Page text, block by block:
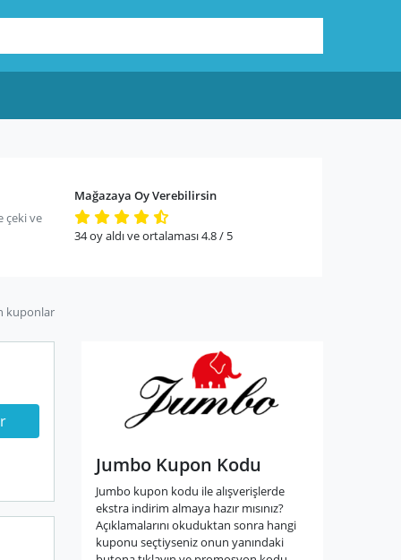
Mağazaya Oy Verebilirsin
34oy aldı ve ortalaması4.8/ 5
çeki ve
kuponlar
Jumbo Kupon Kodu
Jumbo kupon kodu ile alışverişlerde
ekstra indirim almaya hazır mısınız?
Açıklamalarını okuduktan sonra hangi
kuponu seçtiyseniz onun yanındaki